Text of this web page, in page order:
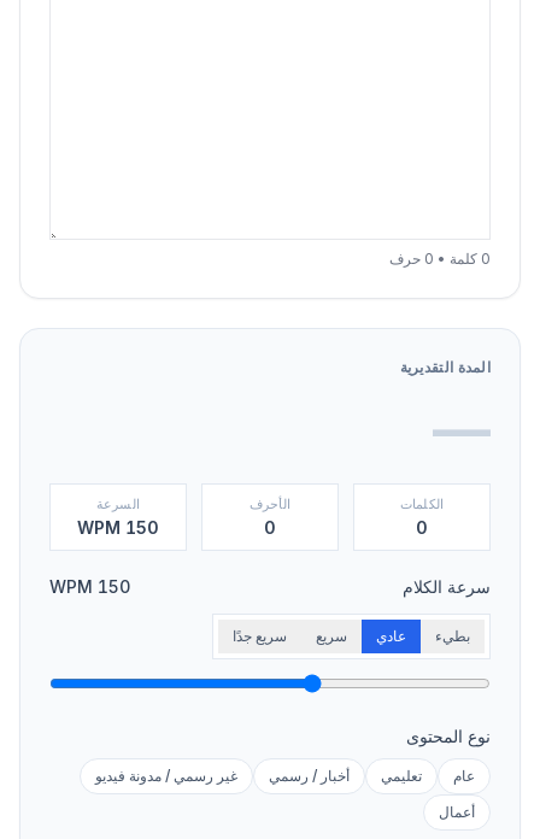
0 كلمة • 0 حرف
المدة التقديرية
—
الكلمات
0
الأحرف
0
السرعة
150 WPM
سرعة الكلام 150
WPM
بطيء عادي سريع سريع جدًا
نوع المحتوى
عام تعليمي أخبار / رسمي
غير رسمي / مدونة فيديو
أعمال